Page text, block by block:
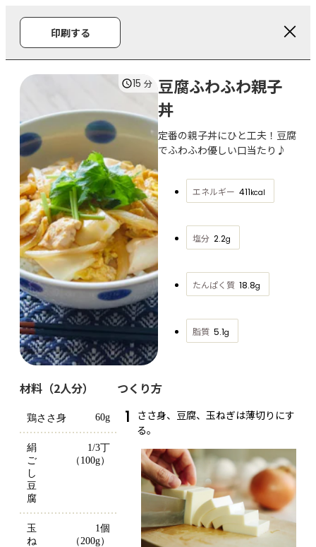
印刷する
15 分 豆腐ふわふわ親子
丼
定番の親子丼にひと工夫！豆腐
でふわふわ優しい口当たり♪
エネルギー 411kcal
塩分 2.2g
たんぱく質 18.8g
脂質 5.1g
材料（2人分）
鶏ささ身 60g
絹
ご
し
豆
腐
1/3丁
（100g）
玉
ね
1個
（200g）
つくり方
1
ささ身、豆腐、玉ねぎは薄切りにす
る。